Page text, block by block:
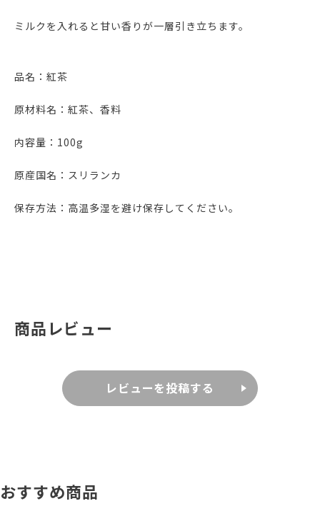
ミルクを入れると甘い香りが一層引き立ちます。
品名：紅茶
原材料名：紅茶、香料
内容量：100g
原産国名：スリランカ
保存方法：高温多湿を避け保存してください。
商品レビュー
レビューを投稿する
おすすめ商品